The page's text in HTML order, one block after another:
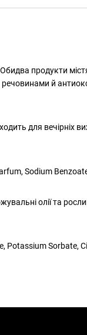
продукти
й
для вечірніх
Sodium
олії та
Potassium Sorbate,